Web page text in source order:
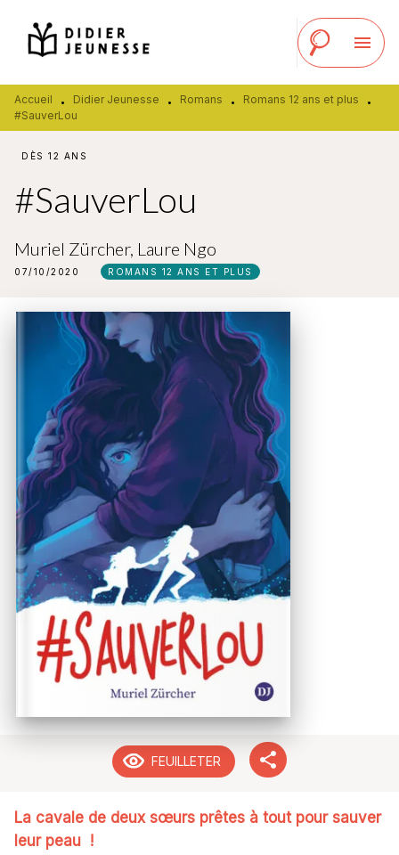
MENU RECHERCHE
PIED DE PAGE
menu
Accueil • Didier Jeunesse • Romans • Romans 12 ans et plus
•
#SauverLou
DÈS 12 ANS
#SauverLou
Muriel Zürcher, Laure Ngo
07/10/2020 ROMANS 12 ANS ET PLUS
FEUILLETER
La cavale de deux sœurs prêtes à tout pour sauver
leur peau !